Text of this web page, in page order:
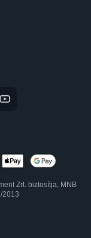
Zrt. biztosítja, MNB
2013